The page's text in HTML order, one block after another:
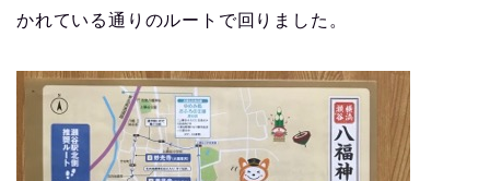
かれている通りのルートで回りました。